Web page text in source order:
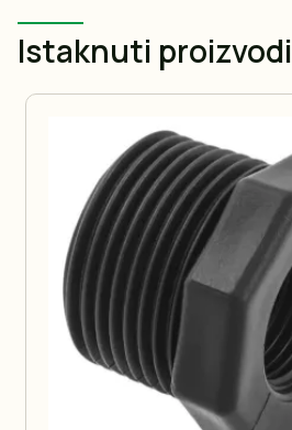
Istaknuti proizvodi